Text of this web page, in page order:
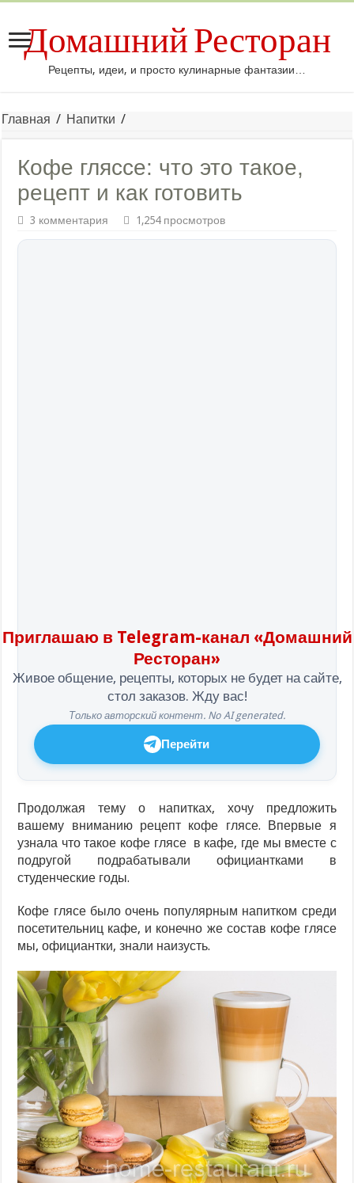
Домашний Ресторан
Рецепты, идеи, и просто кулинарные фантазии…
Главная / Напитки /
Кофе гляссе: что это такое,
рецепт и как готовить
3 комментария 1,254 просмотров
Приглашаю в Telegram-канал «Домашний
Ресторан»
Живое общение, рецепты, которых не будет на сайте,
стол заказов. Жду вас!
Только авторский контент. No AI generated.
Перейти
Продолжая тему о напитках, хочу предложить
вашему вниманию рецепт кофе глясе. Впервые я
узнала что такое кофе глясе в кафе, где мы вместе с
подругой подрабатывали официантками в
студенческие годы.
Кофе глясе было очень популярным напитком среди
посетительниц кафе, и конечно же состав кофе глясе
мы, официантки, знали наизусть.